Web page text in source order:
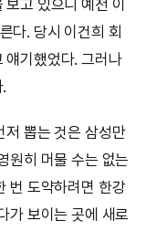
고 있으니 예전 이
다. 당시 이건희 회
얘기했었다. 그러나
저 뽑는 것은 삼성만
원히 머물 수는 없는
번 도약하려면 한강
가 보이는 곳에 새로